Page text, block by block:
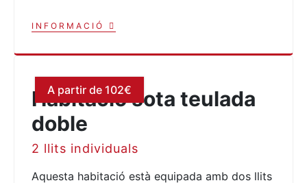
INFORMACIÓ
A partir de 102€
Habitació sota teulada
doble
2 llits individuals
Aquesta habitació està equipada amb dos llits